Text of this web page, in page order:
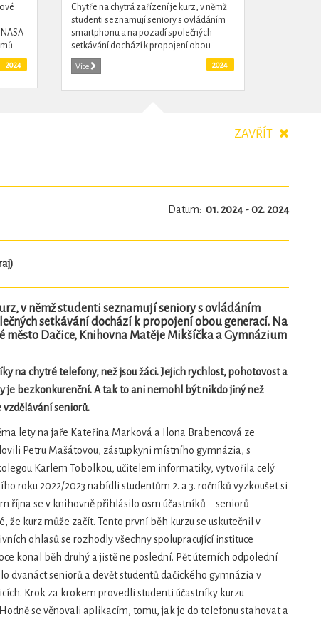
2024
Chytře na chytrá zařízení je kurz, v němž
studenti seznamují seniory s ovládáním
smartphonu a na pozadí společných
setkávání dochází k propojení obou
generací. Na projektu spolupracují Zdravé
město Dačice, Knihovna...
Více 2024
ZAVŘÍT
Datum: 01. 2024 - 02. 2024
v němž studenti seznamují seniory s ovládáním
setkávání dochází k propojení obou generací. Na
Dačice, Knihovna Matěje Mikšíčka a Gymnázium
na chytré telefony, než jsou žáci. Jejich rychlost, pohotovost a
je bezkonkurenční. A tak to ani nemohl být nikdo jiný než
seniorů.
lety na jaře Kateřina Marková a Ilona Brabencová ze
Petru Mašátovou, zástupkyni místního gymnázia, s
Karlem Tobolkou, učitelem informatiky, vytvořila celý
roku 2022/2023 nabídli studentům 2. a 3. ročníků vyzkoušet si
října se v knihovně přihlásilo osm účastníků – seniorů
že kurz může začít. Tento první běh kurzu se uskutečnil v
ohlasů se rozhodly všechny spolupracující instituce
konal běh druhý a jistě ne poslední. Pět úterních odpolední
dvanáct seniorů a devět studentů dačického gymnázia v
Krok za krokem provedli studenti účastníky kurzu
se věnovali aplikacím, tomu, jak je do telefonu stahovat a